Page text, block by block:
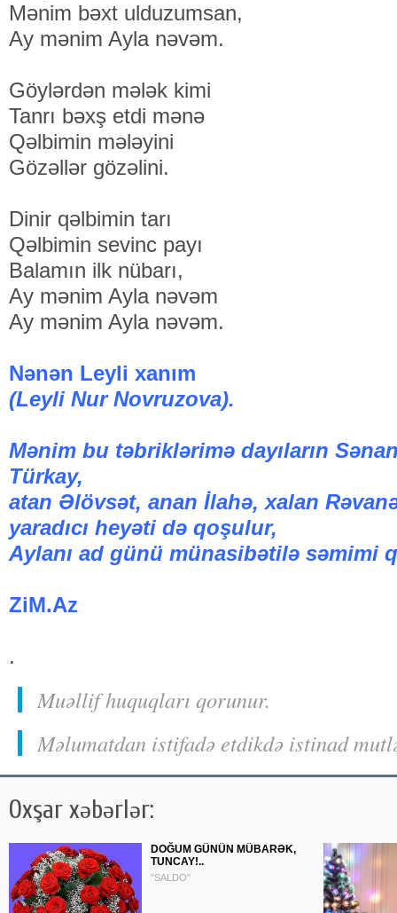
Mənim bəxt ulduzumsan,
Ay mənim Ayla nəvəm.
Göylərdən mələk kimi
Tanrı bəxş etdi mənə
Qəlbimin mələyini
Gözəllər gözəlini.
Dinir qəlbimin tarı
Qəlbimin sevinc payı
Balamın ilk nübarı,
Ay mənim Ayla nəvəm
Ay mənim Ayla nəvəm.
Nənən Leyli xanım
(Leyli Nur Novruzova).
Mənim bu təbriklərimə dayıların
Türkay,
atan Əlövsət, anan İlahə, xalan
yaradıcı heyəti də qoşulur,
Aylanı ad günü münasibətilə səmimi
ZiM.Az
.
Muəllif huquqları qorunur.
Məlumatdan istifadə etdikdə istinad
Oxşar xəbərlər:
DOĞUM GÜNÜN MÜBARƏK,
TUNCAY!..
"SALDO"